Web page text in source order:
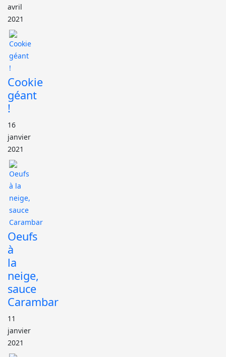
avril
2021
Cookie
géant
!
16
janvier
2021
Oeufs
à
la
neige,
sauce
Carambar
11
janvier
2021